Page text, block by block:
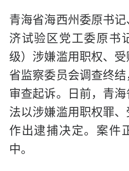
青海省海西州委原书
济试验区党工委原书
级）涉嫌滥用职权、
省监察委员会调查终
审查起诉。日前，青
法以涉嫌滥用职权罪
作出逮捕决定。案件
中。